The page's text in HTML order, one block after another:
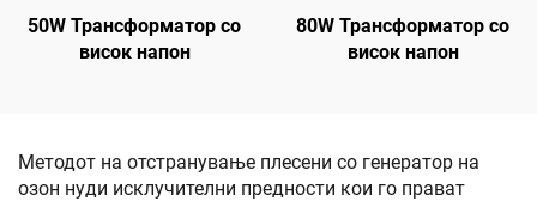
50W Трансформатор со
висок напон
80W Трансформатор со
висок напон
Методот на отстранување плесени со генератор на
озон нуди исклучителни предности кои го прават